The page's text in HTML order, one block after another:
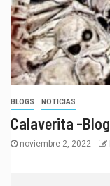
BLOGS NOTICIAS
Calaverita -Blog
noviembre 2, 2022